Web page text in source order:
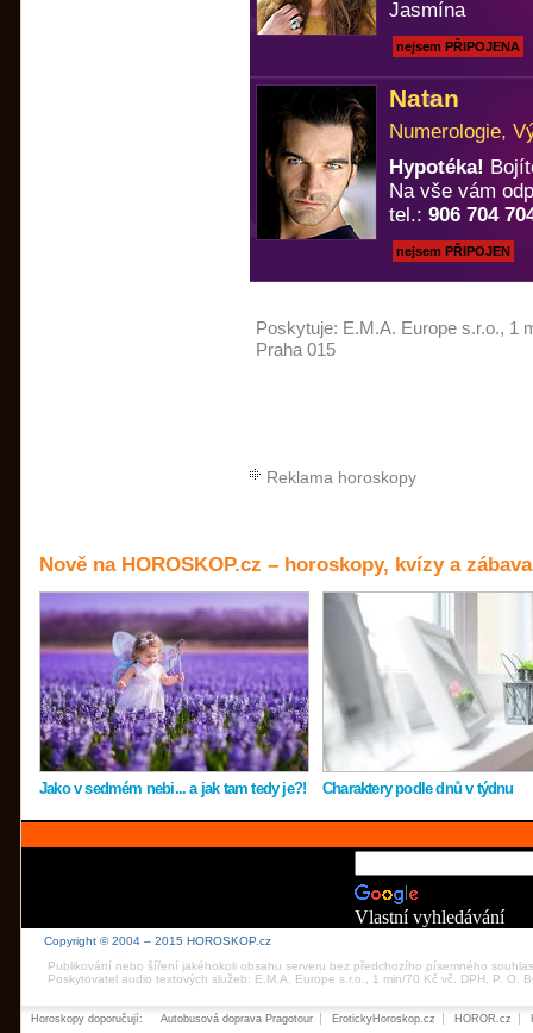
Jasmína
nejsem PŘIPOJENA
Natan
Numerologie,
Hypotéka!
Na vše vám
tel.: 906 704
nejsem PŘIPOJEN
Poskytuje: E.M.A. Europe s.r.o., 1
Praha 015
Reklama horoskopy
Nově na HOROSKOP.cz – horoskopy, kvízy a zábava
Jako v sedmém nebi... a jak tam tedy je?! Charaktery podle dnů v týdnu
Vlastní vyhledávání
Copyright © 2004 – 2015 HOROSKOP.cz
Publikování nebo šíření jakéhokoli obsahu serveru bez předchozího písemného
Poskytovatel audio textových služeb: E.M.A. Europe s.r.o., 1 min/70 Kč vč. DPH, P. O.
Horoskopy doporučují: Autobusová doprava Pragotour ErotickyHoroskop.cz HOROR.cz